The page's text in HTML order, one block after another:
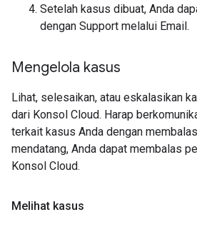
Setelah kasus dibuat, Anda
dengan Support melalui Email.
Mengelola kasus
Lihat, selesaikan, atau eskalasikan
dari Konsol Cloud. Harap
terkait kasus Anda dengan
mendatang, Anda dapat membalas
Konsol Cloud.
Melihat kasus